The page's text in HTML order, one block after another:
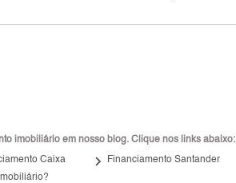
imobiliário em nosso blog. Clique nos links abaixo:
Caixa keyboard_arrow_right Financiamento Santander